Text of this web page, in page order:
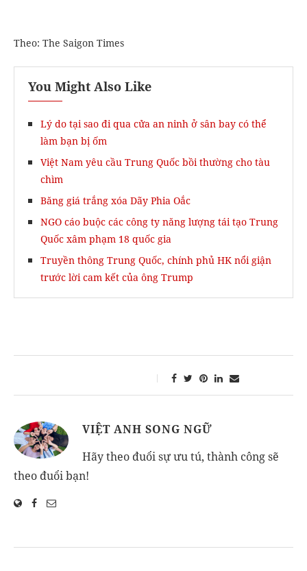
Theo: The Saigon Times
You Might Also Like
Lý do tại sao đi qua cửa an ninh ở sân bay có thể
làm bạn bị ốm
Việt Nam yêu cầu Trung Quốc bồi thường cho tàu
chìm
Băng giá trắng xóa Dãy Phia Oắc
NGO cáo buộc các công ty năng lượng tái tạo Trung
Quốc xâm phạm 18 quốc gia
Truyền thông Trung Quốc, chính phủ HK nổi giận
trước lời cam kết của ông Trump
VIỆT ANH SONG NGỮ
Hãy theo đuổi sự ưu tú, thành công sẽ
theo đuổi bạn!